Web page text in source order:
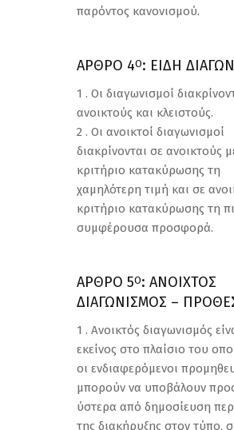
παρόντος κανονισμού.
ΑΡΘΡΟ 4Ο: ΕΙΔΗ
1 . Οι διαγωνισμοί
ανοικτούς και κλειστούς.
2 . Οι ανοικτοί διαγωνισμοί
διακρίνονται σε ανοικτούς
κριτήριο κατακύρωσης τη
χαμηλότερη τιμή και σε
κριτήριο κατακύρωσης τη
συμφέρουσα προσφορά.
ΑΡΘΡΟ 5Ο: ΑΝΟΙΧΤΟΣ
ΔΙΑΓΩΝΙΣΜΟΣ –
1 . Ανοικτός διαγωνισμός
εκείνος στο πλαίσιο του
οι ενδιαφερόμενοι
μπορούν να υποβάλουν
ύστερα από δημοσίευση
της διακήρυξης στον τύπο,